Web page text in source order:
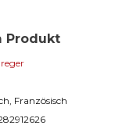
Produkt
Französisch